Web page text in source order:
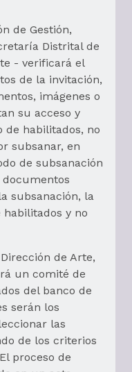
de Gestión,
Distrital de
- verificará el
de la invitación,
imágenes o
su acceso y
habilitados, no
subsanar, en
de subsanación
subsanación, la
habilitados y no
de Arte,
un comité de
del banco de
serán los
las
de los criterios
proceso de